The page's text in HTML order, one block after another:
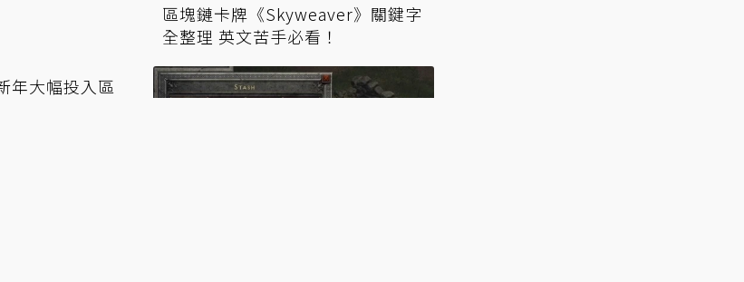
區塊鏈卡牌《Skyweaver》關鍵字
全整理 英文苦手必看！